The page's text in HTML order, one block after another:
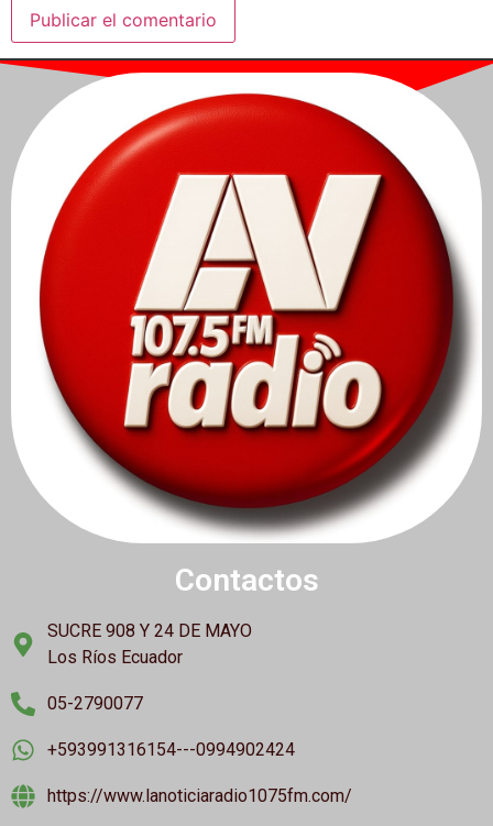
Contactos
SUCRE 908 Y 24 DE MAYO
Los Ríos Ecuador
05-2790077
+593991316154---0994902424
https://www.lanoticiaradio1075fm.com/